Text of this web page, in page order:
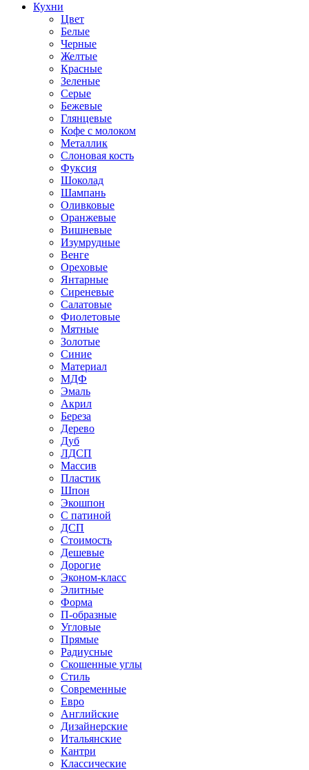
Кухни
Цвет
Белые
Черные
Желтые
Красные
Зеленые
Серые
Бежевые
Глянцевые
Кофе с молоком
Металлик
Слоновая кость
Фуксия
Шоколад
Шампань
Оливковые
Оранжевые
Вишневые
Изумрудные
Венге
Ореховые
Янтарные
Сиреневые
Салатовые
Фиолетовые
Мятные
Золотые
Синие
Материал
МДФ
Эмаль
Акрил
Береза
Дерево
Дуб
ЛДСП
Массив
Пластик
Шпон
Экошпон
С патиной
ДСП
Стоимость
Дешевые
Дорогие
Эконом-класс
Элитные
Форма
П-образные
Угловые
Прямые
Радиусные
Скошенные углы
Стиль
Современные
Евро
Английские
Дизайнерские
Итальянские
Кантри
Классические